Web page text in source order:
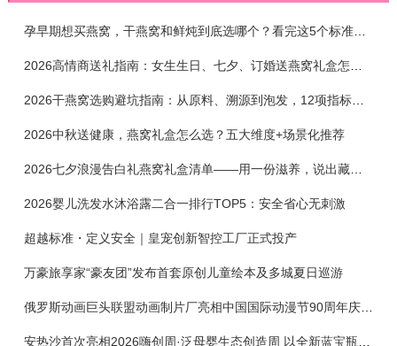
孕早期想买燕窝，干燕窝和鲜炖到底选哪个？看完这5个标准再下单
2026干燕窝选购避坑指南：从原料、溯源到泡发，12项指标判断靠谱燕窝
2026中秋送健康，燕窝礼盒怎么选？五大维度+场景化推荐
2026七夕浪漫告白礼燕窝礼盒清单——用一份滋养，说出藏在心底的爱
2026婴儿洗发水沐浴露二合一排行TOP5：安全省心无刺激
超越标准・定义安全｜皇宠创新智控工厂正式投产
万豪旅享家“豪友团”发布首套原创儿童绘本及多城夏日巡游
俄罗斯动画巨头联盟动画制片厂亮相中国国际动漫节90周年庆开启中国之旅新篇章